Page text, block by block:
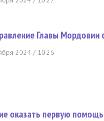
Главы Мордовии
2024 / 10:26
оказать первую